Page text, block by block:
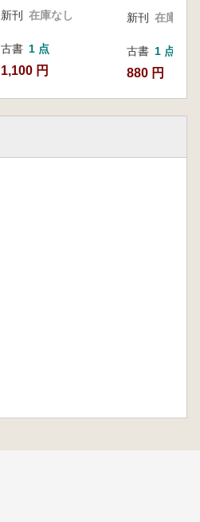
新刊 在庫なし
古書 1 点
1,100 円
新刊 在庫なし
古書 1 点
880 円